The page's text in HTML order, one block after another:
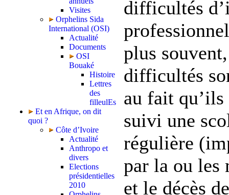
Visites
Orphelins Sida
International (OSI)
Actualité
Documents
OSI
Bouaké
Histoire
Lettres
des
filleulEs
Et en Afrique, on dit
quoi ?
Côte d’Ivoire
Actualité
Anthropo et
divers
Elections
présidentielles
2010
difficultés
plus
difficultés
au fait qu’ils
suivi une
régulière
par la ou les
et le décès